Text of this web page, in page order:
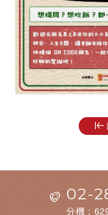
02-
分機：